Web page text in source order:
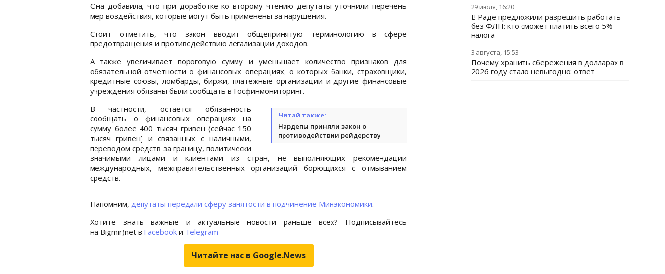
Она добавила, что при доработке ко второму чтению депутаты уточнили перечень
мер воздействия, которые могут быть применены за нарушения.
Стоит отметить, что закон вводит общепринятую терминологию в сфере
предотвращения и противодействию легализации доходов.
А также увеличивает пороговую сумму и уменьшает количество признаков для
обязательной отчетности о финансовых операциях, о которых банки, страховщики,
кредитные союзы, ломбарды, биржи, платежные организации и другие финансовые
учреждения обязаны были сообщать в Госфинмониторинг.
Читай также:
Нардепы приняли закон о
противодействии рейдерству
В частности, остается обязанность
сообщать о финансовых операциях на
сумму более 400 тысяч гривен (сейчас 150
тысяч гривен) и связанных с наличными,
переводом средств за границу, политически
значимыми лицами и клиентами из стран, не выполняющих рекомендации
международных, межправительственных организаций борющихся с отмыванием
средств.
Напомним, депутаты передали сферу занятости в подчинение Минэкономики.
Хотите знать важные и актуальные новости раньше всех? Подписывайтесь
на Bigmir)net в Facebook и Telegram
Читайте нас в Google.News
29 июля, 16:20
В Раде предложили разрешить работать
без ФЛП: кто сможет платить всего 5%
налога
3 августа, 15:53
Почему хранить сбережения в долларах в
2026 году стало невыгодно: ответ